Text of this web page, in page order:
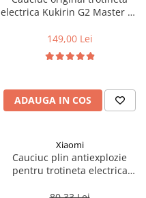
electrica Kukirin G2 Master V6
149,00 Lei
ADAUGA IN COS
Xiaomi
Cauciuc plin antiexplozie
pentru trotineta electrica